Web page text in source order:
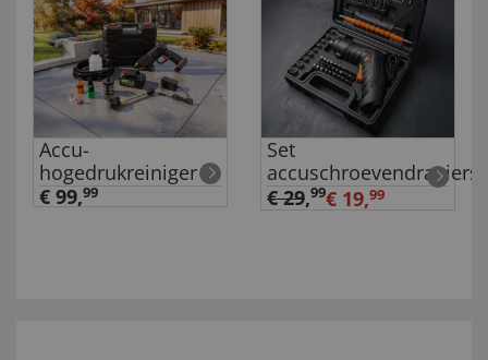
Accu-
hogedrukreiniger
€ 99,99
Set
accuschroevendraaiers
€ 29,99€ 19,99